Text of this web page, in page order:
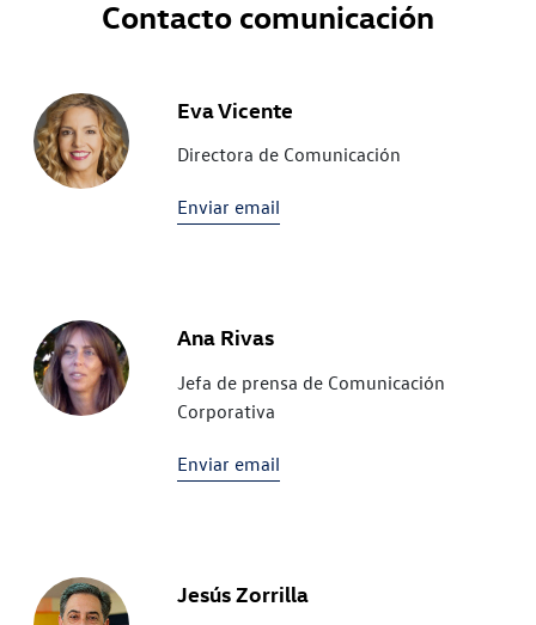
Contacto comunicación
Eva Vicente
Directora de Comunicación
Enviar email
Ana Rivas
Jefa de prensa de Comunicación
Corporativa
Enviar email
Jesús Zorrilla